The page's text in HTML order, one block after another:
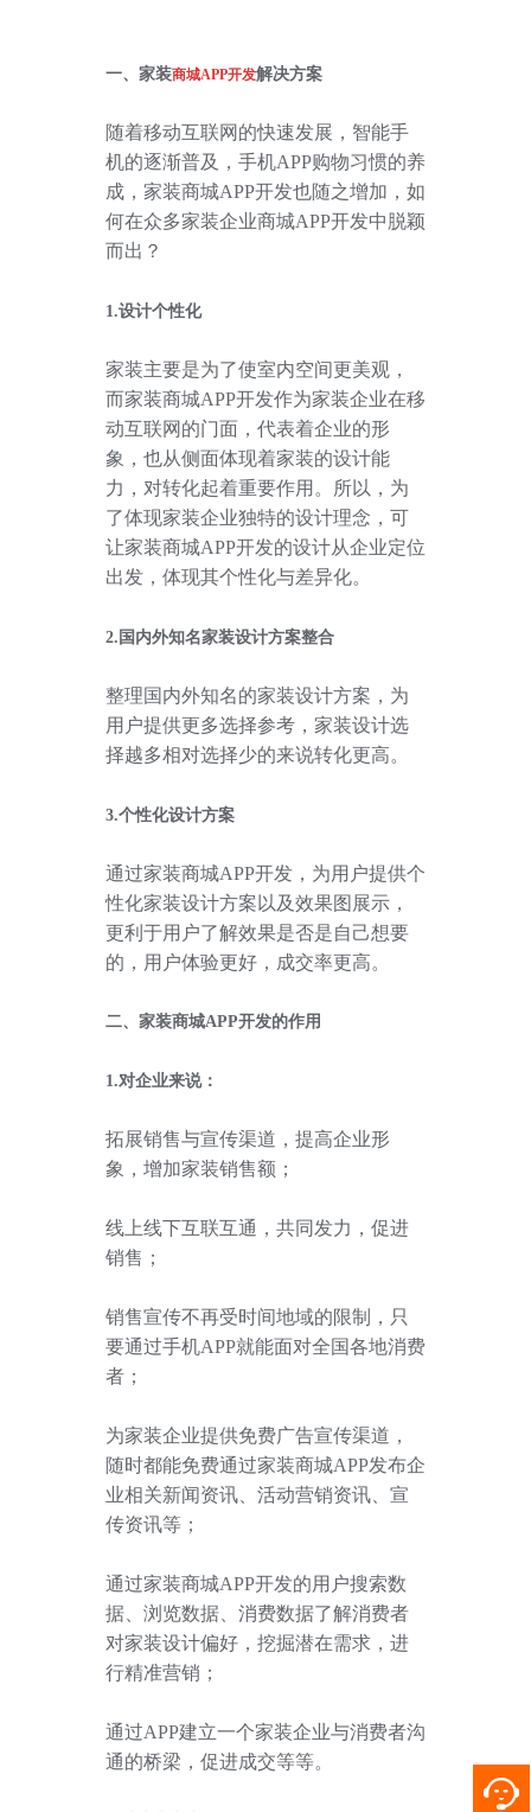
一、家装商城APP开发解决方案
随着移动互联网的快速发展，智能手
机的逐渐普及，手机APP购物习惯的养
成，家装商城APP开发也随之增加，如
何在众多家装企业商城APP开发中脱颖
而出？
1.设计个性化
家装主要是为了使室内空间更美观，
而家装商城APP开发作为家装企业在移
动互联网的门面，代表着企业的形
象，也从侧面体现着家装的设计能
力，对转化起着重要作用。所以，为
了体现家装企业独特的设计理念，可
让家装商城APP开发的设计从企业定位
出发，体现其个性化与差异化。
2.国内外知名家装设计方案整合
整理国内外知名的家装设计方案，为
用户提供更多选择参考，家装设计选
择越多相对选择少的来说转化更高。
3.个性化设计方案
通过家装商城APP开发，为用户提供个
性化家装设计方案以及效果图展示，
更利于用户了解效果是否是自己想要
的，用户体验更好，成交率更高。
二、家装商城APP开发的作用
1.对企业来说：
拓展销售与宣传渠道，提高企业形
象，增加家装销售额；
线上线下互联互通，共同发力，促进
销售；
销售宣传不再受时间地域的限制，只
要通过手机APP就能面对全国各地消费
者；
为家装企业提供免费广告宣传渠道，
随时都能免费通过家装商城APP发布企
业相关新闻资讯、活动营销资讯、宣
传资讯等；
通过家装商城APP开发的用户搜索数
据、浏览数据、消费数据了解消费者
对家装设计偏好，挖掘潜在需求，进
行精准营销；
通过APP建立一个家装企业与消费者沟
通的桥梁，促进成交等等。